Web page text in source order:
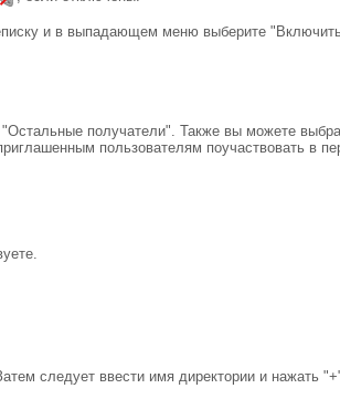
и в выпадающем меню выберите
получатели". Также вы можете
пользователям поучаствовать в
следует ввести имя директории и нажать "+"